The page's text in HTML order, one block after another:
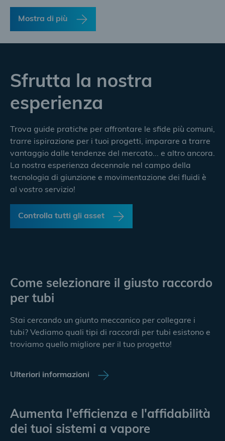
Mostra di più
Sfrutta la nostra
esperienza
Trova guide pratiche per affrontare le sfide più comuni,
trarre ispirazione per i tuoi progetti, imparare a trarre
vantaggio dalle tendenze del mercato... e altro ancora.
La nostra esperienza decennale nel campo della
tecnologia di giunzione e movimentazione dei fluidi è
al vostro servizio!
Controlla tutti gli asset
Come selezionare il giusto raccordo
per tubi
Stai cercando un giunto meccanico per collegare i
tubi? Vediamo quali tipi di raccordi per tubi esistono e
troviamo quello migliore per il tuo progetto!
Ulteriori informazioni
Aumenta l'efficienza e l'affidabilità
dei tuoi sistemi a vapore